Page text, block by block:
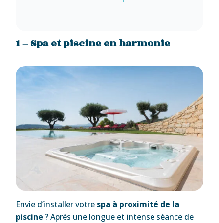
1 – Spa et piscine en harmonie
Envie d’installer votre spa à proximité de la
piscine ? Après une longue et intense séance de